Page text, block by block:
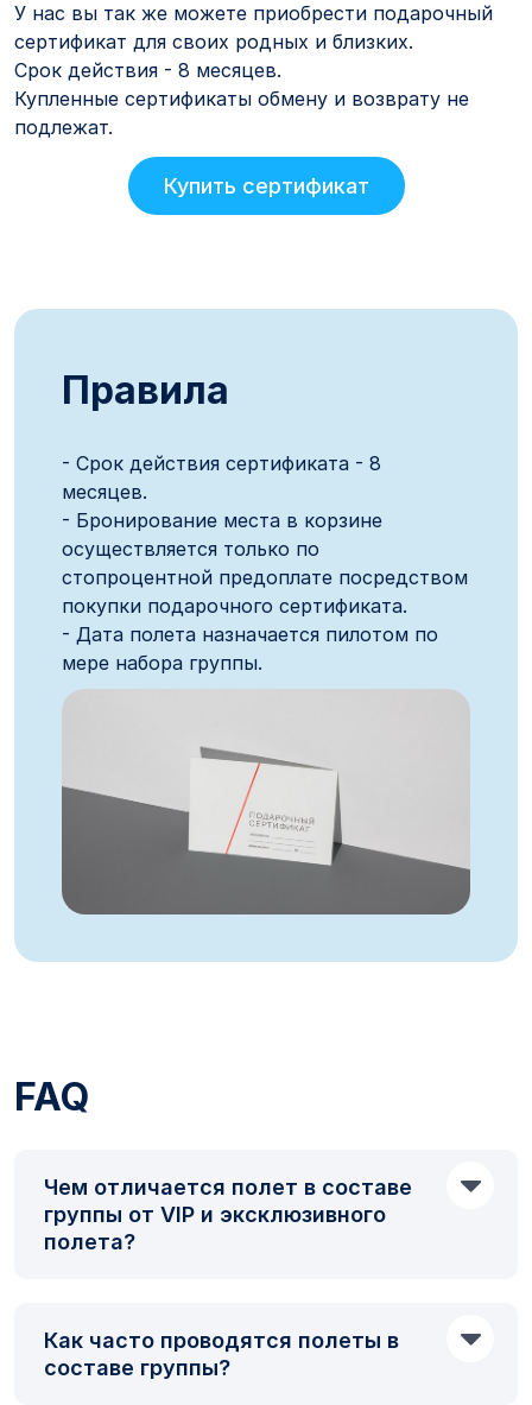
У нас вы так же можете приобрести подарочный
сертификат для своих родных и близких.
Срок действия - 8 месяцев.
Купленные сертификаты обмену и возврату не
подлежат.
Купить сертификат
Правила
- Срок действия сертификата - 8
месяцев.
- Бронирование места в корзине
осуществляется только по
стопроцентной предоплате посредством
покупки подарочного сертификата.
- Дата полета назначается пилотом по
мере набора группы.
FAQ
Чем отличается полет в составе
группы от VIP и эксклюзивного
полета?
Как часто проводятся полеты в
составе группы?